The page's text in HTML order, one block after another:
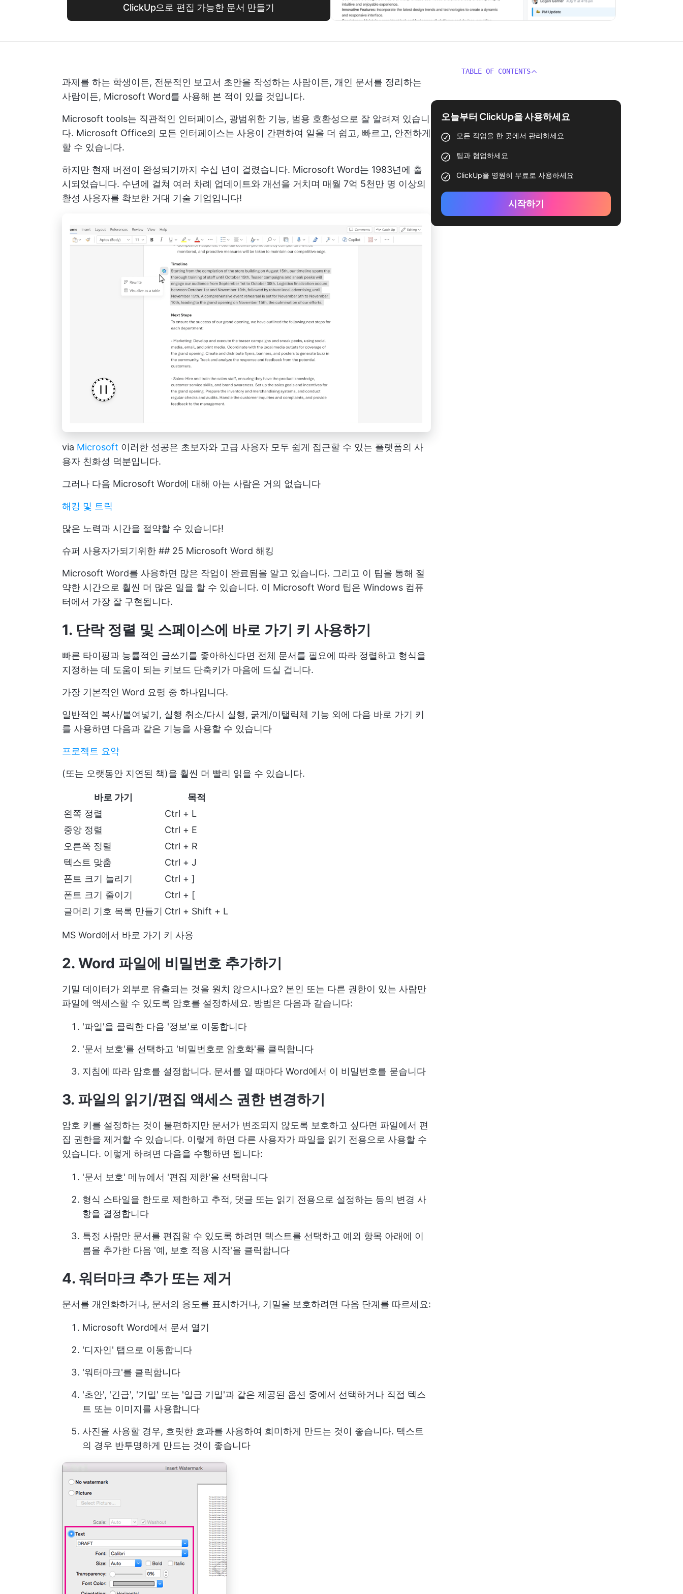
ClickUp으로 편집 가능한 문서 만들기
과제를 하는 학생이든, 전문적인 보고서 초안을 작성하는 사람이든, 개인 문서를 정리하는
사람이든, Microsoft Word를 사용해 본 적이 있을 것입니다.
Microsoft tools는 직관적인 인터페이스, 광범위한 기능, 범용 호환성으로 잘 알려져 있습니
다. Microsoft Office의 모든 인터페이스는 사용이 간편하여 일을 더 쉽고, 빠르고, 안전하게
할 수 있습니다.
하지만 현재 버전이 완성되기까지 수십 년이 걸렸습니다. Microsoft Word는 1983년에 출
시되었습니다. 수년에 걸쳐 여러 차례 업데이트와 개선을 거치며 매월 7억 5천만 명 이상의
활성 사용자를 확보한 거대 기술 기업입니다!
via Microsoft 이러한 성공은 초보자와 고급 사용자 모두 쉽게 접근할 수 있는 플랫폼의 사
용자 친화성 덕분입니다.
그러나 다음 Microsoft Word에 대해 아는 사람은 거의 없습니다
해킹 및 트릭
많은 노력과 시간을 절약할 수 있습니다!
슈퍼 사용자가되기위한 ## 25 Microsoft Word 해킹
Microsoft Word를 사용하면 많은 작업이 완료됨을 알고 있습니다. 그리고 이 팁을 통해 절
약한 시간으로 훨씬 더 많은 일을 할 수 있습니다. 이 Microsoft Word 팁은 Windows 컴퓨
터에서 가장 잘 구현됩니다.
1. 단락 정렬 및 스페이스에 바로 가기 키 사용하기
빠른 타이핑과 능률적인 글쓰기를 좋아하신다면 전체 문서를 필요에 따라 정렬하고 형식을
지정하는 데 도움이 되는 키보드 단축키가 마음에 드실 겁니다.
가장 기본적인 Word 요령 중 하나입니다.
일반적인 복사/붙여넣기, 실행 취소/다시 실행, 굵게/이탤릭체 기능 외에 다음 바로 가기 키
를 사용하면 다음과 같은 기능을 사용할 수 있습니다
프로젝트 요약
(또는 오랫동안 지연된 책)을 훨씬 더 빨리 읽을 수 있습니다.
바로 가기
목적
왼쪽 정렬
Ctrl + L
중앙 정렬
Ctrl + E
오른쪽 정렬
Ctrl + R
텍스트 맞춤
Ctrl + J
폰트 크기 늘리기
Ctrl + ]
폰트 크기 줄이기
Ctrl + [
글머리 기호 목록 만들기 Ctrl + Shift + L
MS Word에서 바로 가기 키 사용
2. Word 파일에 비밀번호 추가하기
기밀 데이터가 외부로 유출되는 것을 원치 않으시나요? 본인 또는 다른 권한이 있는 사람만
파일에 액세스할 수 있도록 암호를 설정하세요. 방법은 다음과 같습니다:
'파일'을 클릭한 다음 '정보'로 이동합니다
'문서 보호'를 선택하고 '비밀번호로 암호화'를 클릭합니다
지침에 따라 암호를 설정합니다. 문서를 열 때마다 Word에서 이 비밀번호를 묻습니다
3. 파일의 읽기/편집 액세스 권한 변경하기
암호 키를 설정하는 것이 불편하지만 문서가 변조되지 않도록 보호하고 싶다면 파일에서 편
집 권한을 제거할 수 있습니다. 이렇게 하면 다른 사용자가 파일을 읽기 전용으로 사용할 수
있습니다. 이렇게 하려면 다음을 수행하면 됩니다:
'문서 보호' 메뉴에서 '편집 제한'을 선택합니다
형식 스타일을 한도로 제한하고 추적, 댓글 또는 읽기 전용으로 설정하는 등의 변경 사
항을 결정합니다
특정 사람만 문서를 편집할 수 있도록 하려면 텍스트를 선택하고 예외 항목 아래에 이
름을 추가한 다음 '예, 보호 적용 시작'을 클릭합니다
4. 워터마크 추가 또는 제거
문서를 개인화하거나, 문서의 용도를 표시하거나, 기밀을 보호하려면 다음 단계를 따르세요:
Microsoft Word에서 문서 열기
'디자인' 탭으로 이동합니다
'워터마크'를 클릭합니다
'초안', '긴급', '기밀' 또는 '일급 기밀'과 같은 제공된 옵션 중에서 선택하거나 직접 텍스
트 또는 이미지를 사용합니다
사진을 사용할 경우, 흐릿한 효과를 사용하여 희미하게 만드는 것이 좋습니다. 텍스트
의 경우 반투명하게 만드는 것이 좋습니다
TABLE OF CONTENTS
오늘부터 ClickUp을 사용하세요
모든 작업을 한 곳에서 관리하세요
팀과 협업하세요
ClickUp을 영원히 무료로 사용하세요
시작하기